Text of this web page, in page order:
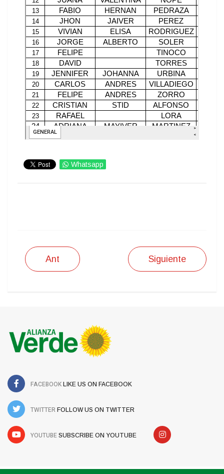
Whatsapp
Ant Siguiente
FACEBOOK LIKE US ON FACEBOOK
TWITTER FOLLOW US ON TWITTER
YOUTUBE SUBSCRIBE ON YOUTUBE